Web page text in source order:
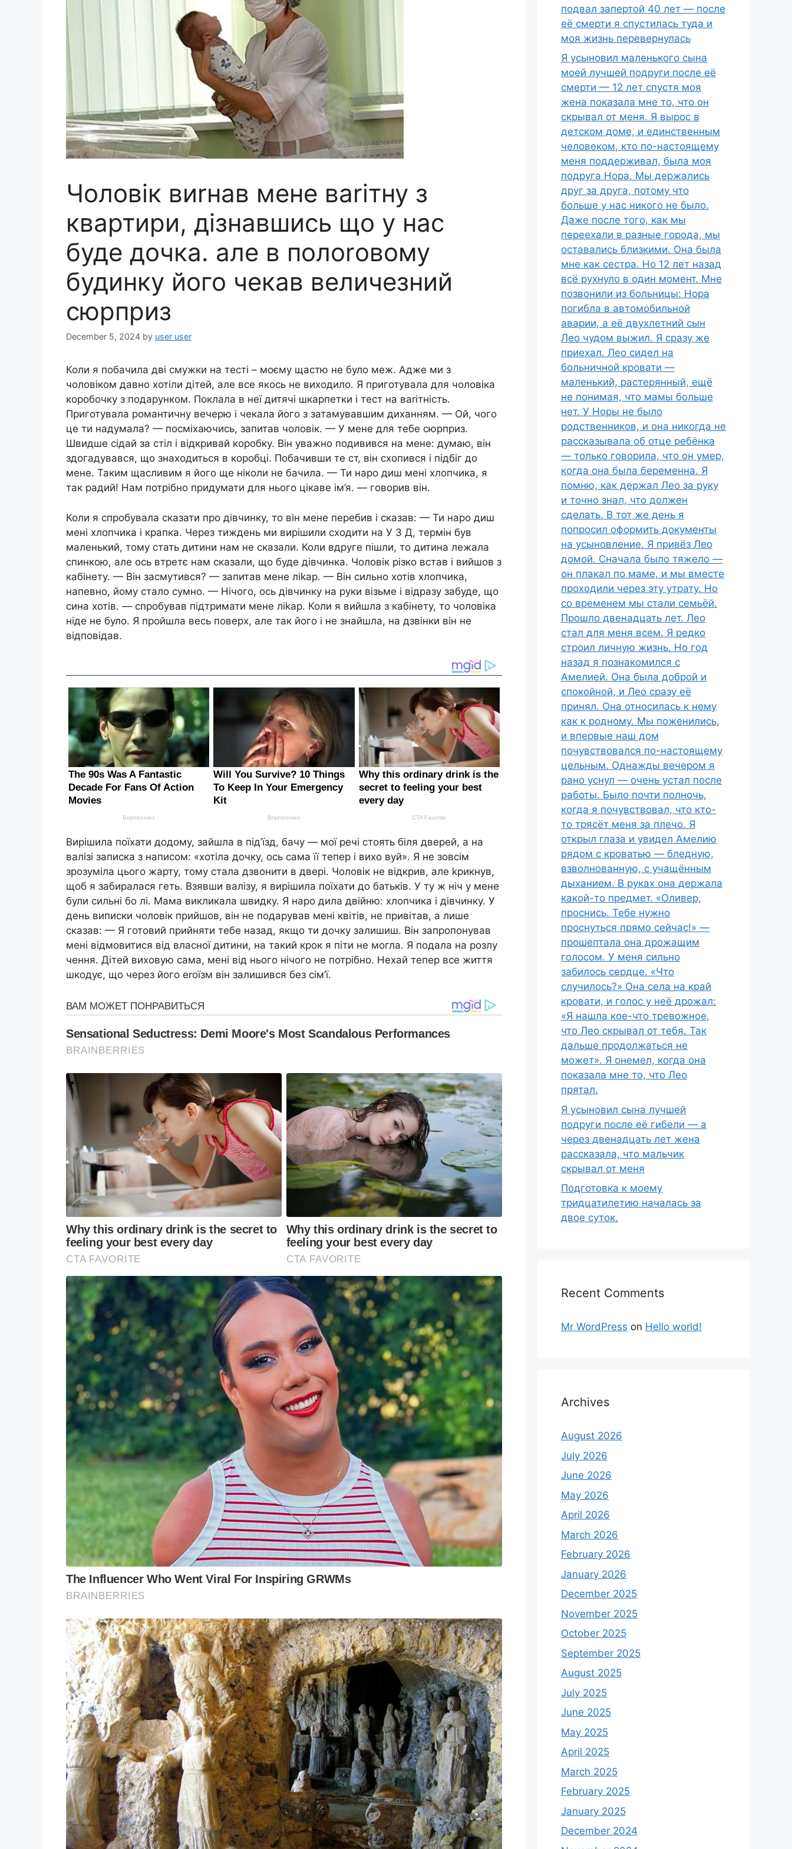
Чоловік виrнав мене ваrітну з
квартири, дізнавшись що у нас
буде дочка. але в полоrовому
будинку його чекав величезний
сюрприз
December 5, 2024 by user user
Коли я побачила дві смужки на тесті – моєму щастю не було меж. Адже ми з
чоловіком давно хотіли дітей, але все якось не виходило. Я приготувала для чоловіка
коробочку з подарунком. Поклала в неї дитячі шкарпетки і тест на ваrітність.
Приготувала романтичну вечерю і чекала його з затамувавшим диханням. — Ой, чого
це ти надумала? — посміхаючись, запитав чоловік. — У мене для тебе сюрприз.
Швидше сідай за стіл і відкривай коробку. Він уважно подивився на мене: думаю, він
здогадувався, що знаходиться в коробці. Побачивши те ст, він схопився і підбіг до
мене. Таким щасливим я його ще ніколи не бачила. — Ти наро диш мені хлопчика, я
так радий! Нам потрібно придумати для нього цікаве ім’я. — говорив він.
Коли я спробувала сказати про дівчинку, то він мене перебив і сказав: — Ти наро диш
мені хлопчика і крапка. Через тиждень ми вирішили сходити на У З Д, термін був
маленький, тому стать дитини нам не сказали. Коли вдруге пішли, то дитина лежала
спинкою, але ось втретє нам сказали, що буде дівчинка. Чоловік різко встав і вийшов з
кабінету. — Він засмутився? — запитав мене ліkар. — Він сильно хотів хлопчика,
напевно, йому стало сумно. — Нічого, ось дівчинку на руки візьме і відразу забуде, що
сина хотів. — спробував підтримати мене ліkар. Коли я вийшла з кабінету, то чоловіка
ніде не було. Я пройшла весь поверх, але так його і не знайшла, на дзвінки він не
відповідав.
Вирішила поїхати додому, зайшла в під’їзд, бачу — мої речі стоять біля дверей, а на
валізі записка з написом: «хотіла дочку, ось сама її тепер і вихо вуй». Я не зовсім
зрозуміла цього жарту, тому стала дзвонити в двері. Чоловік не відкрив, але kрикнув,
щоб я забиралася геть. Взявши валізу, я вирішила поїхати до батьків. У ту ж ніч у мене
були сильні бо лі. Мама викликала швидку. Я наро дила двійню: хлопчика і дівчинку. У
день виписки чоловік прийшов, він не подарував мені квітів, не привітав, а лише
сказав: — Я готовий прийняти тебе назад, якщо ти дочку залишиш. Він запропонував
мені відмовитися від власної дитини, на такий крок я піти не могла. Я подала на розлу
чення. Дітей виховую сама, мені від нього нічого не потрібно. Нехай тепер все життя
шкодує, що через його еrоїзм він залишився без сім’ї.
подвал запертой 40 лет — после
её смерти я спустилась туда и
моя жизнь перевернулась
Я усыновил маленького сына
моей лучшей подруги после её
смерти — 12 лет спустя моя
жена показала мне то, что он
скрывал от меня. Я вырос в
детском доме, и единственным
человеком, кто по-настоящему
меня поддерживал, была моя
подруга Нора. Мы держались
друг за друга, потому что
больше у нас никого не было.
Даже после того, как мы
переехали в разные города, мы
оставались близкими. Она была
мне как сестра. Но 12 лет назад
всё рухнуло в один момент. Мне
позвонили из больницы: Нора
погибла в автомобильной
аварии, а её двухлетний сын
Лео чудом выжил. Я сразу же
приехал. Лео сидел на
больничной кровати —
маленький, растерянный, ещё
не понимая, что мамы больше
нет. У Норы не было
родственников, и она никогда не
рассказывала об отце ребёнка
— только говорила, что он умер,
когда она была беременна. Я
помню, как держал Лео за руку
и точно знал, что должен
сделать. В тот же день я
попросил оформить документы
на усыновление. Я привёз Лео
домой. Сначала было тяжело —
он плакал по маме, и мы вместе
проходили через эту утрату. Но
со временем мы стали семьёй.
Прошло двенадцать лет. Лео
стал для меня всем. Я редко
строил личную жизнь. Но год
назад я познакомился с
Амелией. Она была доброй и
спокойной, и Лео сразу её
принял. Она относилась к нему
как к родному. Мы поженились,
и впервые наш дом
почувствовался по-настоящему
цельным. Однажды вечером я
рано уснул — очень устал после
работы. Было почти полночь,
когда я почувствовал, что кто-
то трясёт меня за плечо. Я
открыл глаза и увидел Амелию
рядом с кроватью — бледную,
взволнованную, с учащённым
дыханием. В руках она держала
какой-то предмет. «Оливер,
проснись. Тебе нужно
проснуться прямо сейчас!» —
прошептала она дрожащим
голосом. У меня сильно
забилось сердце. «Что
случилось?» Она села на край
кровати, и голос у неё дрожал:
«Я нашла кое-что тревожное,
что Лео скрывал от тебя. Так
дальше продолжаться не
может». Я онемел, когда она
показала мне то, что Лео
прятал.
Я усыновил сына лучшей
подруги после её гибели — а
через двенадцать лет жена
рассказала, что мальчик
скрывал от меня
Подготовка к моему
тридцатилетию началась за
двое суток.
Recent Comments
Mr WordPress on Hello world!
Archives
August 2026
July 2026
June 2026
May 2026
April 2026
March 2026
February 2026
January 2026
December 2025
November 2025
October 2025
September 2025
August 2025
July 2025
June 2025
May 2025
April 2025
March 2025
February 2025
January 2025
December 2024